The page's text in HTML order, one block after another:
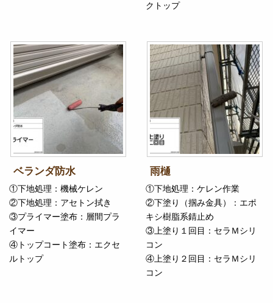
クトップ
ベランダ防水
①下地処理：機械ケレン
②下地処理：アセトン拭き
③プライマー塗布：層間プラ
イマー
④トップコート塗布：エクセ
ルトップ
雨樋
①下地処理：ケレン作業
②下塗り（掴み金具）：エポ
キシ樹脂系錆止め
③上塗り１回目：セラＭシリ
コン
④上塗り２回目：セラＭシリ
コン